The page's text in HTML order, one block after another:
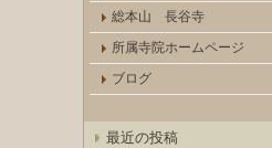
総本山 長谷寺
所属寺院ホームページ
ブログ
最近の投稿